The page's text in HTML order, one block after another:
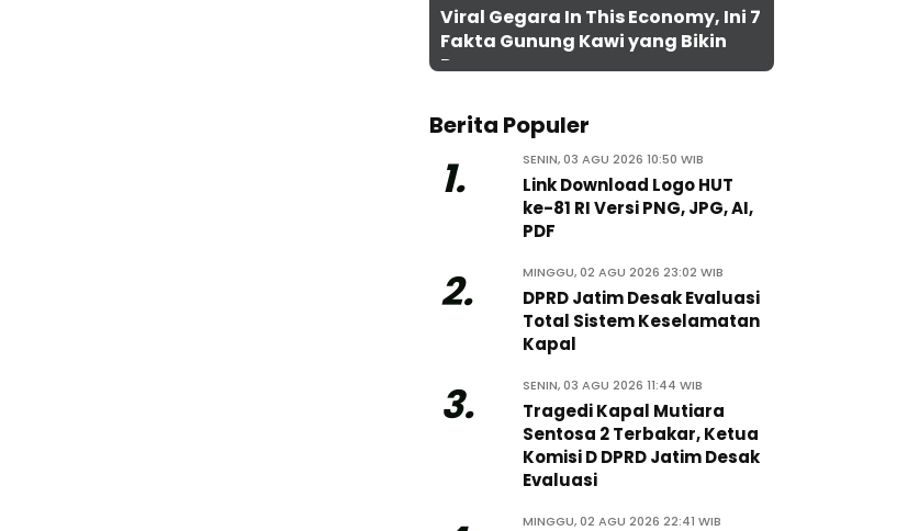
Viral Gegara In This Economy, Ini 7
Fakta Gunung Kawi yang Bikin
Penasaran
Berita Populer
1. SENIN, 03 AGU 2026 10:50 WIB
Link Download Logo HUT
ke-81 RI Versi PNG, JPG, AI,
PDF
2. MINGGU, 02 AGU 2026 23:02 WIB
DPRD Jatim Desak Evaluasi
Total Sistem Keselamatan
Kapal
3. SENIN, 03 AGU 2026 11:44 WIB
Tragedi Kapal Mutiara
Sentosa 2 Terbakar, Ketua
Komisi D DPRD Jatim Desak
Evaluasi
MINGGU, 02 AGU 2026 22:41 WIB